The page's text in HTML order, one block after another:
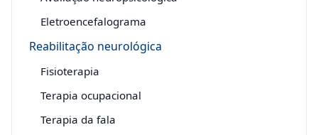
Eletroencefalograma
Reabilitação neurológica
Fisioterapia
Terapia ocupacional
Terapia da fala